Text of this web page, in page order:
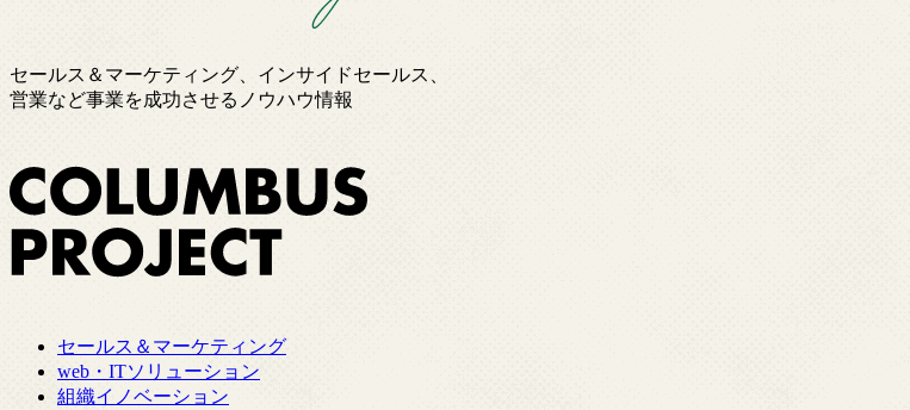
セールス＆マーケティング、インサイドセールス、
営業など事業を成功させるノウハウ情報
セールス＆マーケティング
web・ITソリューション
組織イノベーション